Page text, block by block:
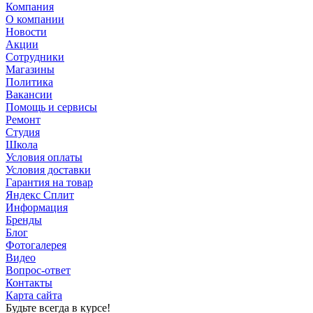
Компания
О компании
Новости
Акции
Сотрудники
Магазины
Политика
Вакансии
Помощь и сервисы
Ремонт
Студия
Школа
Условия оплаты
Условия доставки
Гарантия на товар
Яндекс Сплит
Информация
Бренды
Блог
Фотогалерея
Видео
Вопрос-ответ
Контакты
Карта сайта
Будьте всегда в курсе!